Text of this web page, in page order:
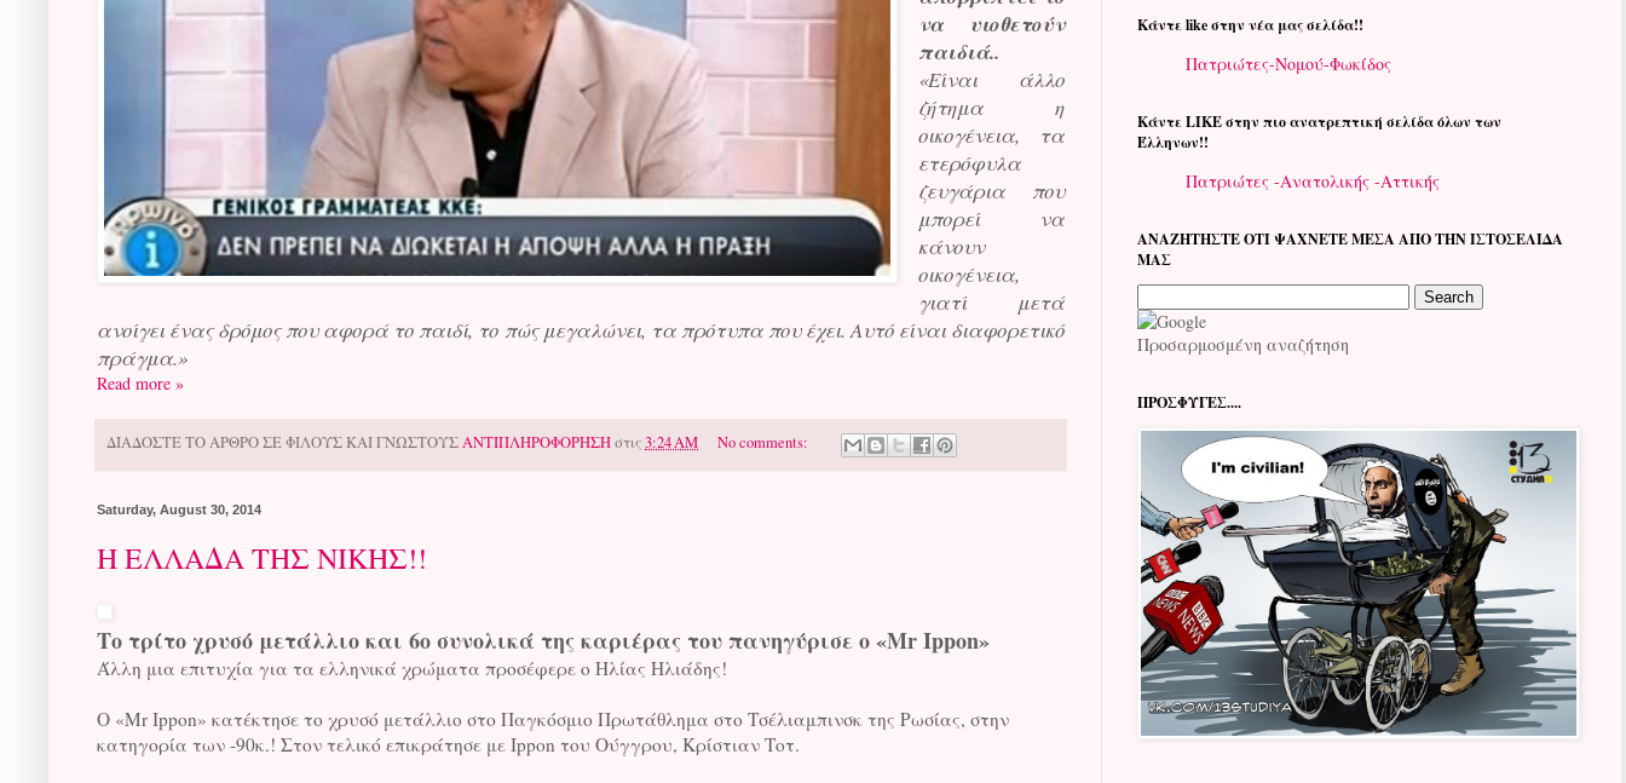
να υιοθετούν
παιδιά..
«Είναι άλλο
ζήτημα η
οικογένεια, τα
ετερόφυλα
ζευγάρια που
μπορεί να
κάνουν
οικογένεια,
γιατί μετά
ανοίγει ένας δρόμος που αφορά το παιδί, το πώς μεγαλώνει, τα πρότυπα που έχει. Αυτό είναι διαφορετικό
πράγμα.»
Read more »
ΔΙΑΔΟΣΤΕ ΤΟ ΑΡΘΡΟ ΣΕ ΦΙΛΟΥΣ ΚΑΙ ΓΝΩΣΤΟΥΣΑΝΤΙΠΛΗΡΟΦΟΡΗΣΗστις3:24 AM No comments:
Saturday, August 30, 2014
Η ΕΛΛΑΔΑ ΤΗΣ ΝΙΚΗΣ!!
Το τρίτο χρυσό μετάλλιο και 6ο συνολικά της καριέρας του πανηγύρισε ο «Mr Ippon»
Άλλη μια επιτυχία για τα ελληνικά χρώματα προσέφερε ο Ηλίας Ηλιάδης!
Ο «Mr Ippon» κατέκτησε το χρυσό μετάλλιο στο Παγκόσμιο Πρωτάθλημα στο Τσέλιαμπινσκ της Ρωσίας, στην
κατηγορία των -90κ.! Στον τελικό επικράτησε με Ippon του Ούγγρου, Κρίστιαν Τοτ.
Kάντε like στην νέα μας σελίδα!!
Πατριώτες-Νομού-Φωκίδος
Kάντε LIKE στην πιο ανατρεπτική σελίδα όλων των
Έλληνων!!
Πατριώτες -Ανατολικής -Αττικής
ΑΝΑΖΗΤΗΣΤΕ ΟΤΙ ΨΑΧΝΕΤΕ ΜΕΣΑ ΑΠΟ ΤΗΝ ΙΣΤΟΣΕΛΙΔΑ
ΜΑΣ
Προσαρμοσμένη αναζήτηση
ΠΡΟΣΦΥΓΕΣ....